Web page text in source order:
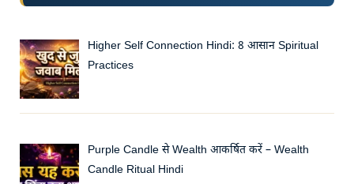
Higher Self Connection Hindi: 8 आसान Spiritual
Practices
Purple Candle से Wealth आकर्षित करें – Wealth
Candle Ritual Hindi